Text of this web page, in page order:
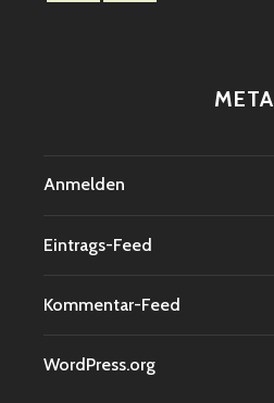
META
Anmelden
Eintrags-Feed
Kommentar-Feed
WordPress.org